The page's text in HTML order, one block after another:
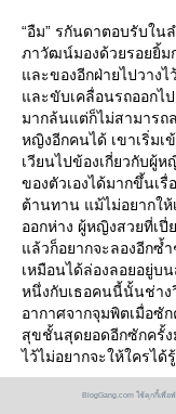
“อืม” รกันดาตอบรับใน
ภาวัฒน์มองด้วยรอยยิ้ม
และของอีกฝ่ายไปวาง
และขับเคลื่อนรถออกไ
มากล้นแต่ก็ไม่สามารถ
หญิงอีกคนได้ เขาเริ่มเ
เวียนไปข้องเกี่ยวกับผู้
ของตัวเองได้มากขึ้นเ
ต้านทาน แม้ไม่อยากให้
ออกห่าง ผู้หญิงสวยที่เปี่
แล้วก็อยากจะลองอีก
เหมือนได้ล่องลอยอยู่บ
หนึ่งกับเธอคนนี้นั้นช่าง
อากาศจากจุมพิตเมื่อซั
สุขชั้นสุดยอดอีกซักครั้ง
ไว้ไม่อยากจะให้ใครไ
มาอัพต่อแล้วค่ะหลังจา
BlogGang.com ใช้คุกกี้เพื่